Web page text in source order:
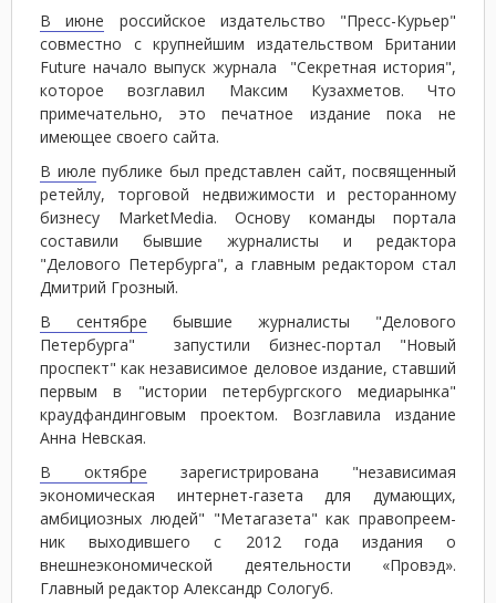
В июне российское издательство "Пресс-Курьер"
совместно с крупнейшим издательством Британии
Future начало выпуск журнала "Секретная история",
которое возглавил Максим Кузахметов. Что
примечательно, это печатное издание пока не
имеющее своего сайта.
В июле публике был представлен сайт, посвященный
ретейлу, торговой недвижимости и ресторанному
бизнесу MarketMedia. Основу команды портала
составили бывшие журналисты и редактора
"Делового Петербурга", а главным редактором стал
Дмитрий Грозный.
В сентябре бывшие журналисты "Делового
Петербурга" запустили бизнес-портал "Новый
проспект" как независимое деловое издание, ставший
первым в "истории петербургского медиарынка"
краудфандинговым проектом. Возглавила издание
Анна Невская.
В октябре зарегистрирована "независимая
экономическая интернет-газета для думающих,
амбициозных людей" "Метагазета" как пра­воп­ре­ем­
ник выходившего с 2012 года издания о
внешнеэкономической деятельности «Про­вэд».
Главный редактор Александр Сологуб.